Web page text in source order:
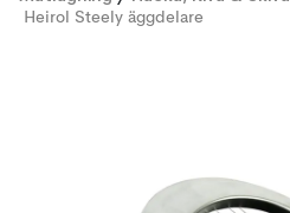
Heirol Steely äggdelare